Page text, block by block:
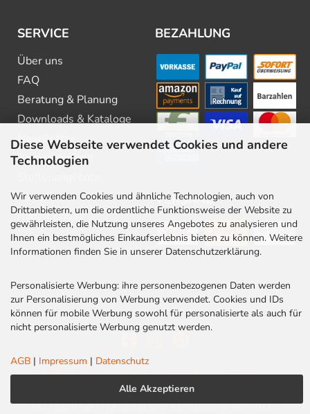
Diese Webseite verwendet Cookies und andere
Technologien
Wir verwenden Cookies und ähnliche Technologien, auch von
Drittanbietern, um die ordentliche Funktionsweise der Website zu
gewährleisten, die Nutzung unseres Angebotes zu analysieren und
Ihnen ein bestmögliches Einkaufserlebnis bieten zu können. Weitere
Informationen finden Sie in unserer Datenschutzerklärung.
Personalisierte Werbung: ihre personenbezogenen Daten werden
zur Personalisierung von Werbung verwendet. Cookies und IDs
können für mobile Werbung sowohl für personalisierte als auch für
nicht personalisierte Werbung genutzt werden.
AGB | Impressum | Datenschutz
Alle Akzeptieren
SERVICE
Über uns
FAQ
Beratung & Planung
Downloads & Kataloge
Newsletter
Barrierefreiheit
Kontakt
Rabatt Codes
BEZAHLUNG
VERSAND
AGB | Impressum | Datenschutz | Cookies
LED Centrum | Qualität und Kompetenz seit 2010